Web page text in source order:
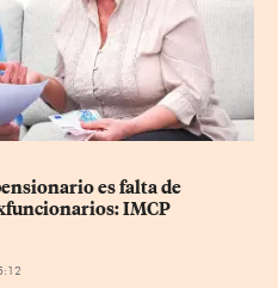
es falta de
IMCP